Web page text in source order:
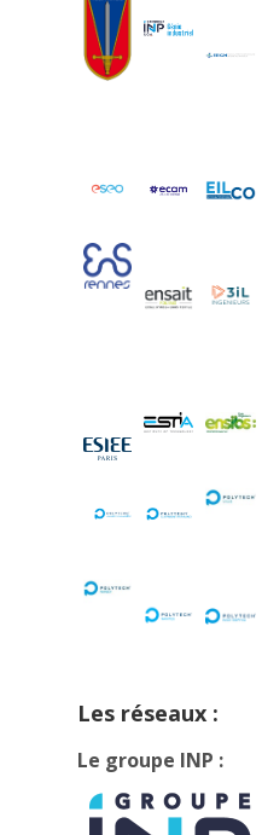
Les réseaux :
Le groupe INP :